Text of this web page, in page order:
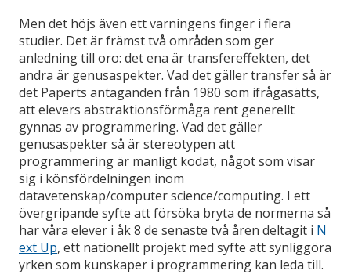
Men det höjs även ett varningens finger i flera
studier. Det är främst två områden som ger
anledning till oro: det ena är transfereffekten, det
andra är genusaspekter. Vad det gäller transfer så är
det Paperts antaganden från 1980 som ifrågasätts,
att elevers abstraktionsförmåga rent generellt
gynnas av programmering. Vad det gäller
genusaspekter så är stereotypen att
programmering är manligt kodat, något som visar
sig i könsfördelningen inom
datavetenskap/computer science/computing. I ett
övergripande syfte att försöka bryta de normerna så
har våra elever i åk 8 de senaste två åren deltagit i N
ext Up, ett nationellt projekt med syfte att synliggöra
yrken som kunskaper i programmering kan leda till.